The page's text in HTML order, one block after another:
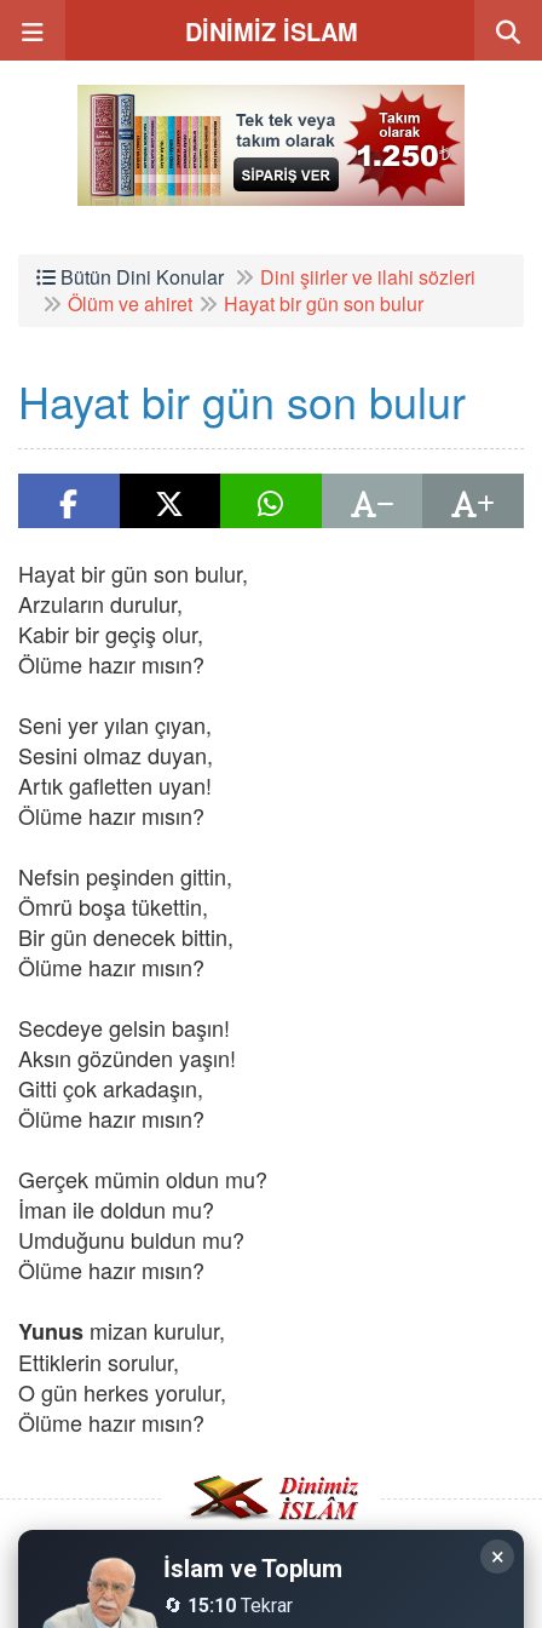
DİNİMİZ İSLAM
Bütün Dini Konular
Dini şiirler ve ilahi sözleri
Ölüm ve ahiret
Hayat bir gün son bulur
Hayat bir gün son bulur
Hayat bir gün son bulur,
Arzuların durulur,
Kabir bir geçiş olur,
Ölüme hazır mısın?
Seni yer yılan çıyan,
Sesini olmaz duyan,
Artık gafletten uyan!
Ölüme hazır mısın?
Nefsin peşinden gittin,
Ömrü boşa tükettin,
Bir gün denecek bittin,
Ölüme hazır mısın?
Secdeye gelsin başın!
Aksın gözünden yaşın!
Gitti çok arkadaşın,
Ölüme hazır mısın?
Gerçek mümin oldun mu?
İman ile doldun mu?
Umduğunu buldun mu?
Ölüme hazır mısın?
Yunus mizan kurulur,
Ettiklerin sorulur,
O gün herkes yorulur,
Ölüme hazır mısın?
Copyright © 2008 - Dinimiz İslam. Her Hakkı Saklıdır.
×
İslam ve Toplum
🔄 15:10 Tekrar